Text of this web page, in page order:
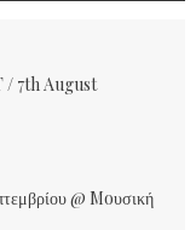
/ 7th August
@ Moυσική